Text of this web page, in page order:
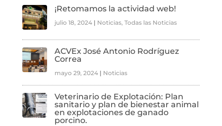
¡Retomamos la actividad web!
julio 18, 2024| Noticias, Todas las Noticias
ACVEx José Antonio Rodríguez
Correa
mayo 29, 2024| Noticias
Veterinario de Explotación: Plan
sanitario y plan de bienestar animal
en explotaciones de ganado
porcino.